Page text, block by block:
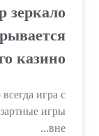
зеркало
казино
игра с
игры
вне...